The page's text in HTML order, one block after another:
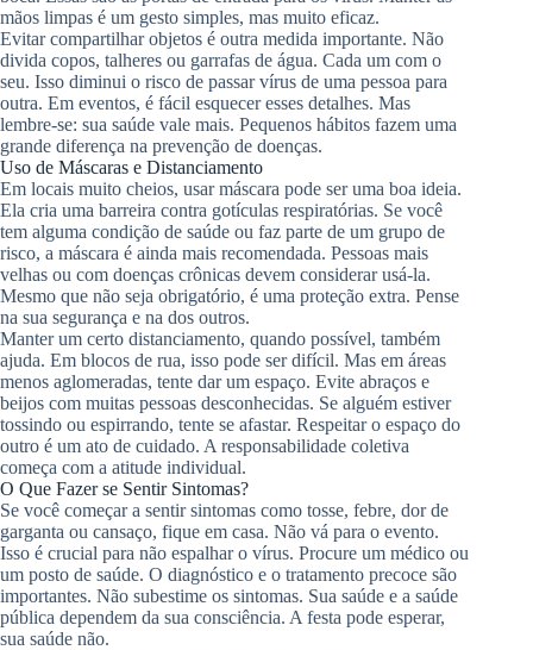
mãos limpas é um gesto simples, mas muito eficaz.
Evitar compartilhar objetos é outra medida importante. Não
divida copos, talheres ou garrafas de água. Cada um com o
seu. Isso diminui o risco de passar vírus de uma pessoa para
outra. Em eventos, é fácil esquecer esses detalhes. Mas
lembre-se: sua saúde vale mais. Pequenos hábitos fazem uma
grande diferença na prevenção de doenças.
Uso de Máscaras e Distanciamento
Em locais muito cheios, usar máscara pode ser uma boa ideia.
Ela cria uma barreira contra gotículas respiratórias. Se você
tem alguma condição de saúde ou faz parte de um grupo de
risco, a máscara é ainda mais recomendada. Pessoas mais
velhas ou com doenças crônicas devem considerar usá-la.
Mesmo que não seja obrigatório, é uma proteção extra. Pense
na sua segurança e na dos outros.
Manter um certo distanciamento, quando possível, também
ajuda. Em blocos de rua, isso pode ser difícil. Mas em áreas
menos aglomeradas, tente dar um espaço. Evite abraços e
beijos com muitas pessoas desconhecidas. Se alguém estiver
tossindo ou espirrando, tente se afastar. Respeitar o espaço do
outro é um ato de cuidado. A responsabilidade coletiva
começa com a atitude individual.
O Que Fazer se Sentir Sintomas?
Se você começar a sentir sintomas como tosse, febre, dor de
garganta ou cansaço, fique em casa. Não vá para o evento.
Isso é crucial para não espalhar o vírus. Procure um médico ou
um posto de saúde. O diagnóstico e o tratamento precoce são
importantes. Não subestime os sintomas. Sua saúde e a saúde
pública dependem da sua consciência. A festa pode esperar,
sua saúde não.